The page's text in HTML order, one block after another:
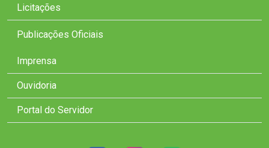
Licitações
Publicações Oficiais
Imprensa
Ouvidoria
Portal do Servidor